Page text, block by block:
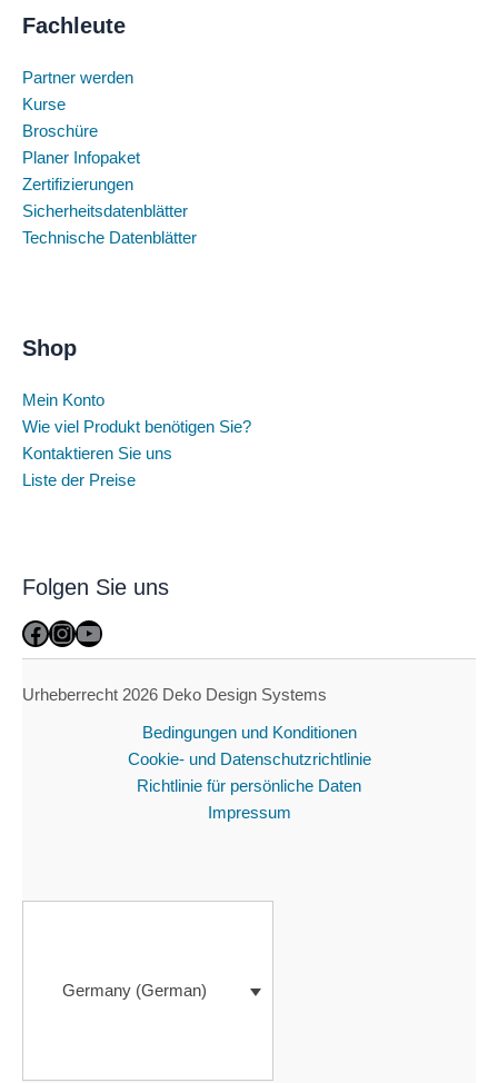
Fachleute
Partner werden
Kurse
Broschüre
Planer Infopaket
Zertifizierungen
Sicherheitsdatenblätter
Technische Datenblätter
Shop
Mein Konto
Wie viel Produkt benötigen Sie?
Kontaktieren Sie uns
Liste der Preise
Folgen Sie uns
Facebook
Instagram
YouTube
Urheberrecht 2026 Deko Design Systems
Bedingungen und Konditionen
Cookie- und Datenschutzrichtlinie
Richtlinie für persönliche Daten
Impressum
Germany (German)